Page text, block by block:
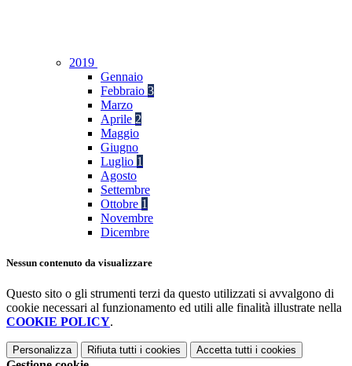
2019
Gennaio
Febbraio 3
Marzo
Aprile 2
Maggio
Giugno
Luglio 1
Agosto
Settembre
Ottobre 1
Novembre
Dicembre
Nessun contenuto da visualizzare
Questo sito o gli strumenti terzi da questo utilizzati si avvalgono di
cookie necessari al funzionamento ed utili alle finalità illustrate nella
COOKIE POLICY.
Personalizza Rifiuta tutti i cookies Accetta tutti i cookies